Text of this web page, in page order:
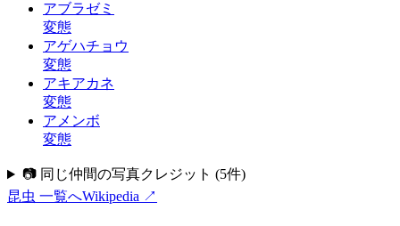
アブラゼミ
変態
アゲハチョウ
変態
アキアカネ
変態
アメンボ
変態
📷 同じ仲間の写真クレジット (5件)
昆虫 一覧へWikipedia ↗